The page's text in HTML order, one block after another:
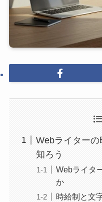
Webライター
知ろう
Webライタ
か
時給制と文